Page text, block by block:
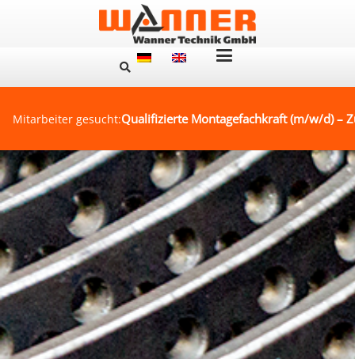
Mitarbeiter gesucht:Qualifizierte Montagefachkraft (m/w/d) –